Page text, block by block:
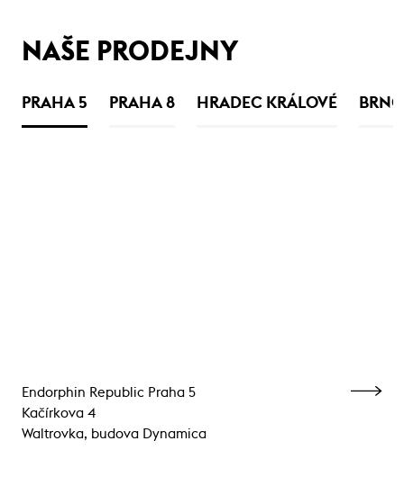
NAŠE PRODEJNY
PRAHA 5 PRAHA 8 HRADEC KRÁLOVÉ BRNO
Endorphin Republic Praha 5
Kačírkova 4
Waltrovka, budova Dynamica